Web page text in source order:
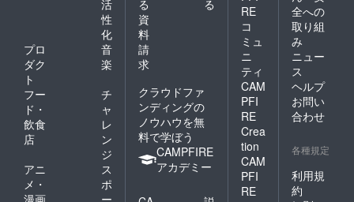
活
性
化
プロ
ダク
ト
音
楽
フー
ド・
飲食
店
チ
ャ
レ
ン
ジ
アニ
メ・
漫画
ス
ポ
ー
る
る
資
料
請
求
クラウドファ
ンディングの
ノウハウを無
料で学ぼう
CAMPFIRE
アカデミー
RE
コ
ミュ
ニ
ティ
CAM
PFI
RE
Crea
tion
CAM
PFI
RE
全への
取り組
み
ニュー
ス
ヘルプ
お問い
合わせ
各種規定
利用規
約